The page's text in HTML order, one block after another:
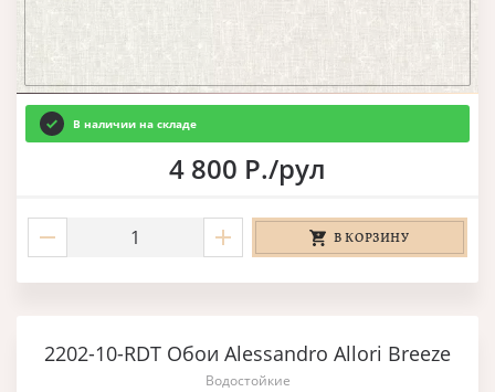
В наличии на складе
4 800 Р./рул
В КОРЗИНУ
2202-10-RDT Обои Alessandro Allori Breeze
Водостойкие